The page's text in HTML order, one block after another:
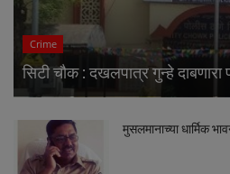
Crime
सिटी चौक : दखलपात्र गुन्हे
मुसलमानाच्या धार्मिक